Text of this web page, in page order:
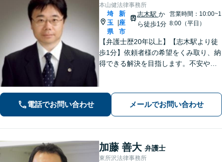
本山健法律事務所
埼
玉
県
新
座
市
志木駅 か
ら徒歩1分
営業時間：10:00~1
8:00（平日）
【弁護士歴20年以上】【志木駅より徒
歩1分】依頼者様の希望をくみ取り、納
得できる解決を目指します。不安や疑
事件／何でも遠慮せずご相談ください
【初回面談無料（30分まで）】
電話でお問い合わせ メールでお問い合わせ
加藤 善大 弁護士
東所沢法律事務所